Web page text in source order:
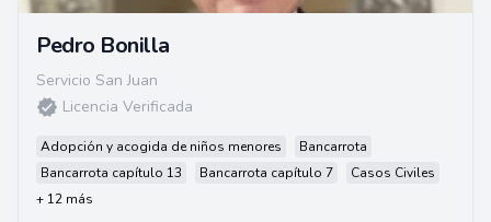
Pedro Bonilla
Servicio San Juan
Licencia Verificada
Adopción y acogida de niños menores
Bancarrota
Bancarrota capítulo 13
Bancarrota capítulo 7
Casos Civiles
+ 12 más